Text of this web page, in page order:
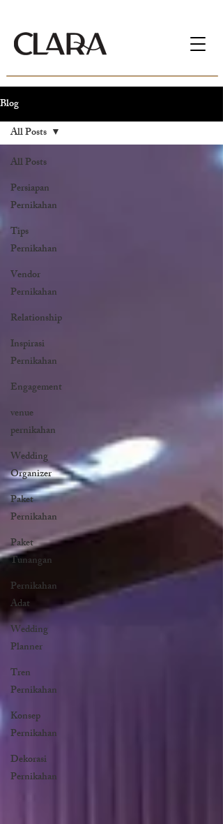
Blog
All Posts
Persiapan
Pernikahan
Tips
Pernikahan
Vendor
Pernikahan
Relationship
Inspirasi
Pernikahan
Engagement
venue
pernikahan
Wedding
Organizer
Paket
Pernikahan
Paket
Tunangan
Pernikahan
Adat
Wedding
Planner
Tren
Pernikahan
Konsep
Pernikahan
Dekorasi
Pernikahan
All Posts